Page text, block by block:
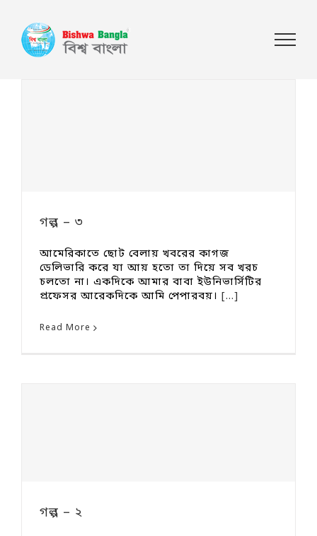
গল্প – ৩
আমেরিকাতে ছোট বেলায় খবরের কাগজ
ডেলিভারি করে যা আয় হতো তা দিয়ে সব খরচ
চলতো না। একদিকে আমার বাবা ইউনিভার্সিটির
প্রফেসর আরেকদিকে আমি পেপারবয়। [...]
Read More
গল্প – ২